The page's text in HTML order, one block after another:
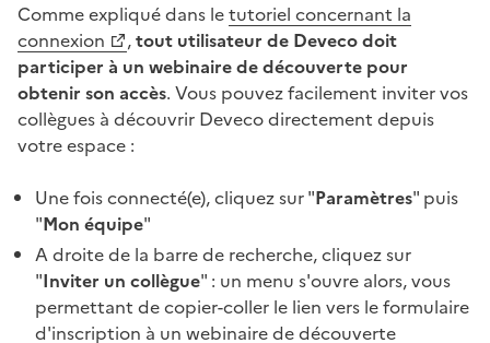
Comme expliqué dans letutoriel concernant la
connexion
,tout utilisateur de Deveco doit
participer à un webinaire de découverte pour
obtenir son accès. Vous pouvez facilement inviter vos
collègues à découvrir Deveco directement depuis
votre espace :
Une fois connecté(e), cliquez sur "Paramètres" puis
"Mon équipe"
A droite de la barre de recherche, cliquez sur
"Inviter un collègue" : un menu s'ouvre alors, vous
permettant de copier-coller le lien vers le formulaire
d'inscription à un webinaire de découverte